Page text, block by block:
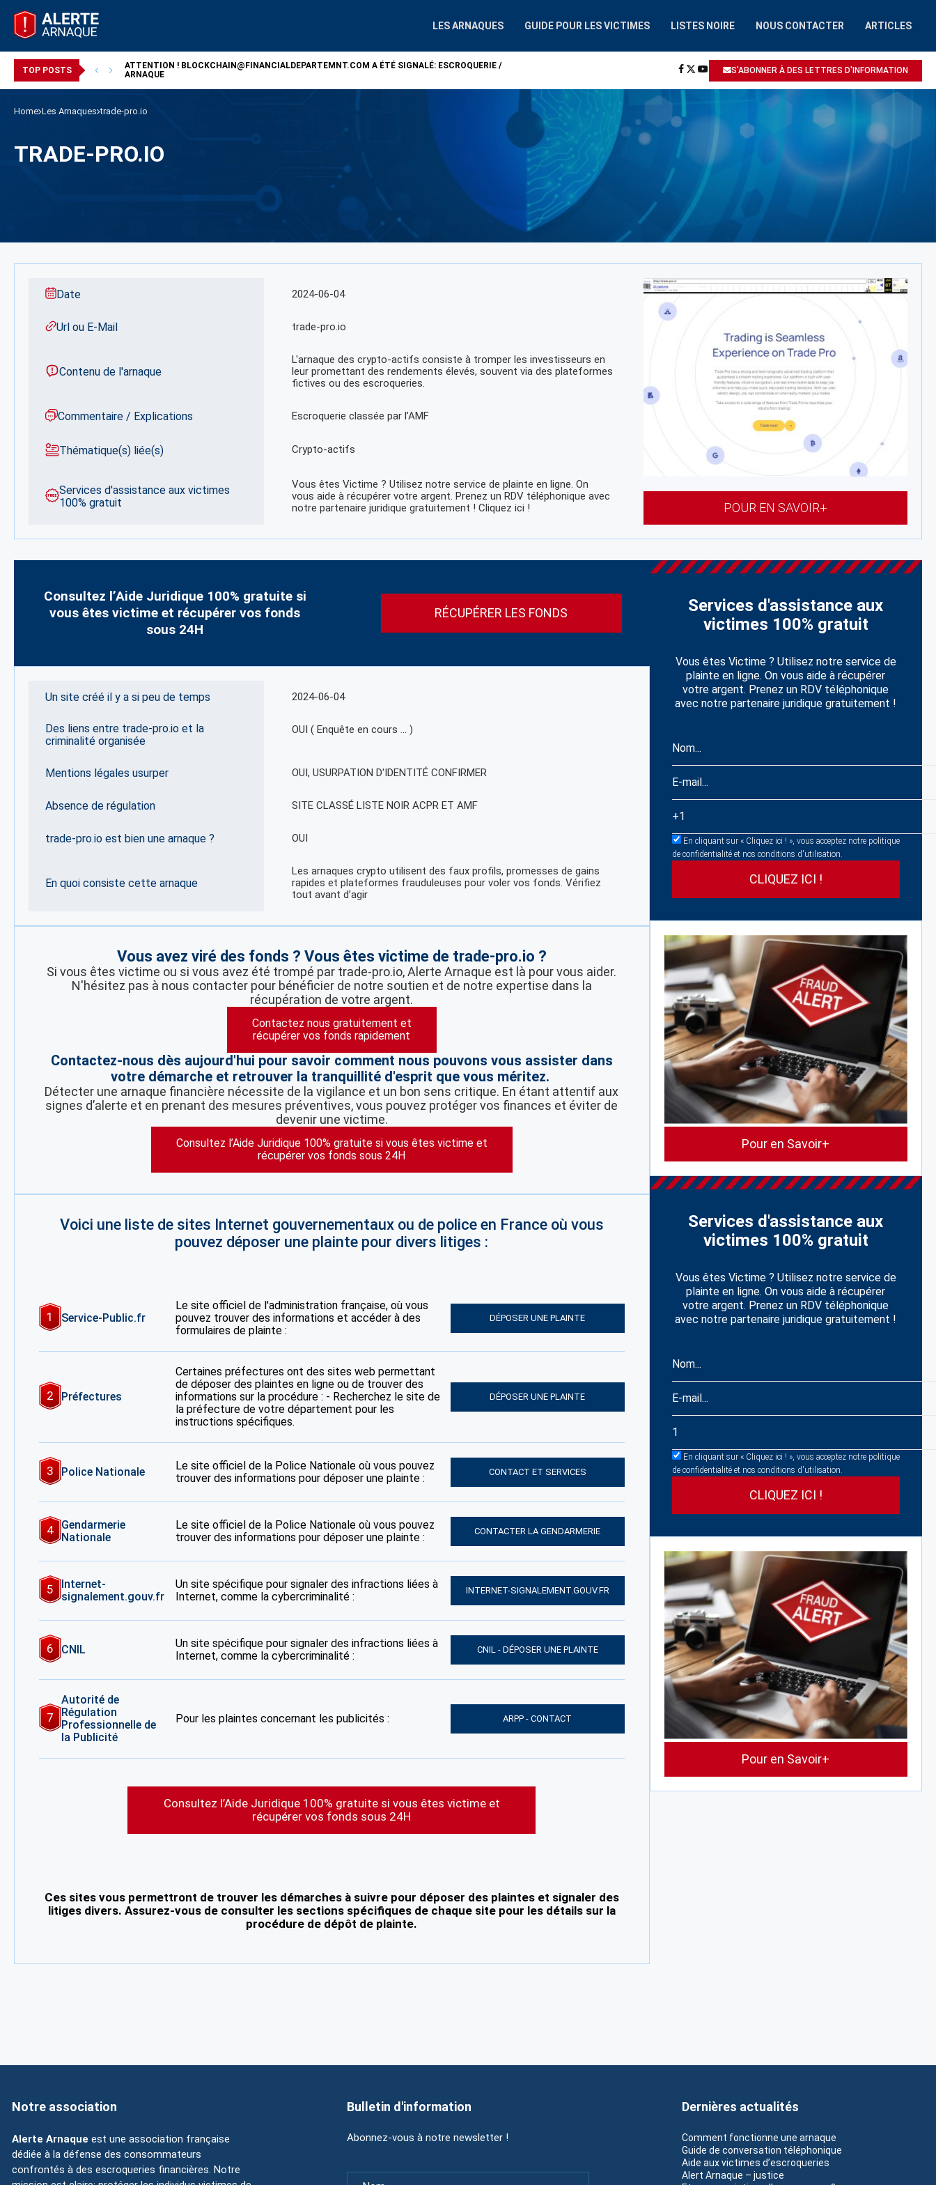
LES ARNAQUES GUIDE POUR LES VICTIMES LISTES NOIRE NOUS CONTACTER ARTICLES
TOP POSTS ATTENTION ! BLOCKCHAIN@FINANCIALDEPARTEMNT.COM A ÉTÉ SIGNALÉ: ESCROQUERIE /
ARNAQUE
ALPHAAIROBOT.COMA ÉTÉ SIGNALÉ: ESCROQUERIE / ARNAQUE
S'ABONNER À DES LETTRES D'INFORMATION
Home Les Arnaques trade-pro.io
TRADE-PRO.IO
Date 2024-06-04
Url ou E-Mail trade-pro.io
Contenu de l'arnaque
L'arnaque des crypto-actifs consiste à tromper les investisseurs en
leur promettant des rendements élevés, souvent via des plateformes
fictives ou des escroqueries.
Commentaire / Explications Escroquerie classée par l’AMF
Thématique(s) liée(s) Crypto-actifs
Services d'assistance aux victimes
100% gratuit
Vous êtes Victime ? Utilisez notre service de plainte en ligne. On
vous aide à récupérer votre argent. Prenez un RDV téléphonique avec
notre partenaire juridique gratuitement ! Cliquez ici !
POUR EN SAVOIR+
Consultez l’Aide Juridique 100% gratuite si
vous êtes victime et récupérer vos fonds
sous 24H
RÉCUPÉRER LES FONDS
Un site créé il y a si peu de temps 2024-06-04
Des liens entre trade-pro.io et la
criminalité organisée
OUI ( Enquête en cours … )
Mentions légales usurper OUI, USURPATION D'IDENTITÉ CONFIRMER
Absence de régulation SITE CLASSÉ LISTE NOIR ACPR ET AMF
trade-pro.io est bien une arnaque ? OUI
En quoi consiste cette arnaque
Les arnaques crypto utilisent des faux profils, promesses de gains
rapides et plateformes frauduleuses pour voler vos fonds. Vérifiez
tout avant d’agir
Vous avez viré des fonds ? Vous êtes victime de trade-pro.io ?
Si vous êtes victime ou si vous avez été trompé par trade-pro.io, Alerte Arnaque est là pour vous aider.
N'hésitez pas à nous contacter pour bénéficier de notre soutien et de notre expertise dans la
récupération de votre argent.
Contactez nous gratuitement et
récupérer vos fonds rapidement
Contactez-nous dès aujourd'hui pour savoir comment nous pouvons vous assister dans
votre démarche et retrouver la tranquillité d'esprit que vous méritez.
Détecter une arnaque financière nécessite de la vigilance et un bon sens critique. En étant attentif aux
signes d’alerte et en prenant des mesures préventives, vous pouvez protéger vos finances et éviter de
devenir une victime.
Consultez l’Aide Juridique 100% gratuite si vous êtes victime et
récupérer vos fonds sous 24H
Voici une liste de sites Internet gouvernementaux ou de police en France où vous
pouvez déposer une plainte pour divers litiges :
1 Service-Public.fr
Le site officiel de l'administration française, où vous
pouvez trouver des informations et accéder à des
formulaires de plainte :
DÉPOSER UNE PLAINTE
2 Préfectures
Certaines préfectures ont des sites web permettant
de déposer des plaintes en ligne ou de trouver des
informations sur la procédure : - Recherchez le site de
la préfecture de votre département pour les
instructions spécifiques.
DÉPOSER UNE PLAINTE
3 Police Nationale
Le site officiel de la Police Nationale où vous pouvez
trouver des informations pour déposer une plainte :
CONTACT ET SERVICES
4
Gendarmerie
Nationale
Le site officiel de la Police Nationale où vous pouvez
trouver des informations pour déposer une plainte :
CONTACTER LA GENDARMERIE
5
Internet-
signalement.gouv.fr
Un site spécifique pour signaler des infractions liées à
Internet, comme la cybercriminalité :
INTERNET-SIGNALEMENT.GOUV.FR
6 CNIL
Un site spécifique pour signaler des infractions liées à
Internet, comme la cybercriminalité :
CNIL - DÉPOSER UNE PLAINTE
7
Autorité de
Régulation
Professionnelle de
la Publicité
Pour les plaintes concernant les publicités : ARPP - CONTACT
Consultez l’Aide Juridique 100% gratuite si vous êtes victime et
récupérer vos fonds sous 24H
Ces sites vous permettront de trouver les démarches à suivre pour déposer des plaintes et signaler des
litiges divers. Assurez-vous de consulter les sections spécifiques de chaque site pour les détails sur la
procédure de dépôt de plainte.
Services d'assistance aux
victimes 100% gratuit
Vous êtes Victime ? Utilisez notre service de
plainte en ligne. On vous aide à récupérer
votre argent. Prenez un RDV téléphonique
avec notre partenaire juridique gratuitement !
En cliquant sur « Cliquez ici ! », vous acceptez notre politique
de confidentialité et nos conditions d'utilisation.
Pour en Savoir+
Services d'assistance aux
victimes 100% gratuit
Vous êtes Victime ? Utilisez notre service de
plainte en ligne. On vous aide à récupérer
votre argent. Prenez un RDV téléphonique
avec notre partenaire juridique gratuitement !
En cliquant sur « Cliquez ici ! », vous acceptez notre politique
de confidentialité et nos conditions d'utilisation.
Pour en Savoir+
Notre association
Alerte Arnaque est une association française
dédiée à la défense des consommateurs
confrontés à des escroqueries financières. Notre
Bulletin d'information
Abonnez-vous à notre newsletter !
Dernières actualités
Comment fonctionne une arnaque
Guide de conversation téléphonique
Aide aux victimes d’escroqueries
Alert Arnaque – justice